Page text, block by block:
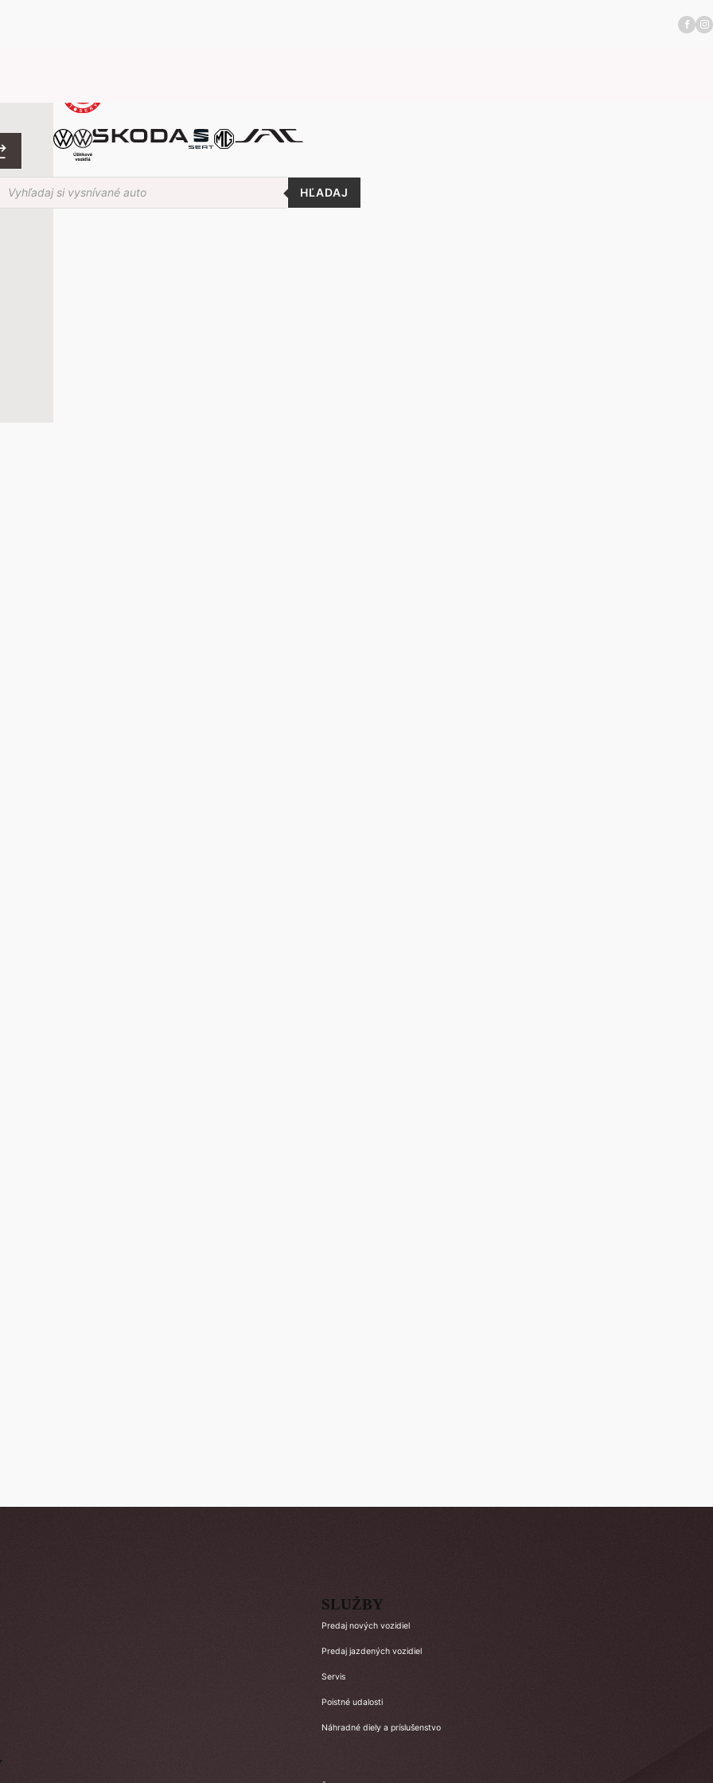
Products
search
SLUŽBY
Predaj nových vozidiel
Predaj jazdených vozidiel
Servis
Poistné udalosti
Náhradné diely a príslušenstvo